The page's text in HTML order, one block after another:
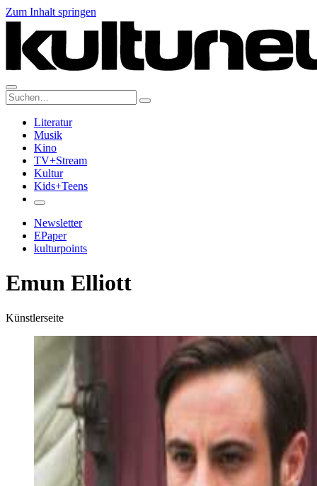
Zum Inhalt springen
Suche:
Literatur
Musik
Kino
TV+Stream
Kultur
Kids+Teens
Newsletter
EPaper
kulturpoints
Emun Elliott
Künstlerseite